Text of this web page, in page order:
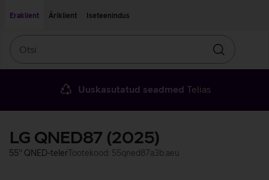
Eraklient
Äriklient Iseteenindus
Otsin
Uuskasutatud seadmed Telias
LG QNED87 (2025)
55'' QNED-telerTootekood: 55qned87a3b.aeu